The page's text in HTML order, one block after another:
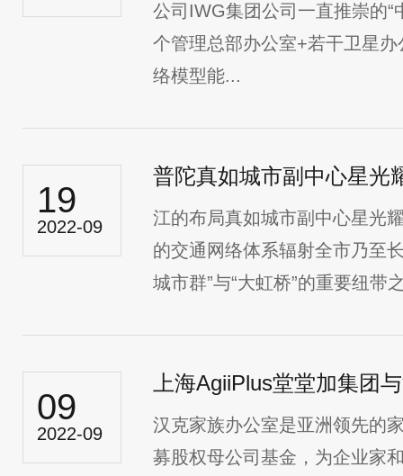
公司IWG集团公司一直推崇的
个管理总部办公室+若干卫星
络模型能...
19
2022-09
普陀真如城市副中心星光
江的布局真如城市副中心星光
的交通网络体系辐射全市乃至
城市群”与“大虹桥”的重要纽带
09
2022-09
上海AgiiPlus堂堂加集团
汉克家族办公室是亚洲领先的
募股权母公司基金，为企业家